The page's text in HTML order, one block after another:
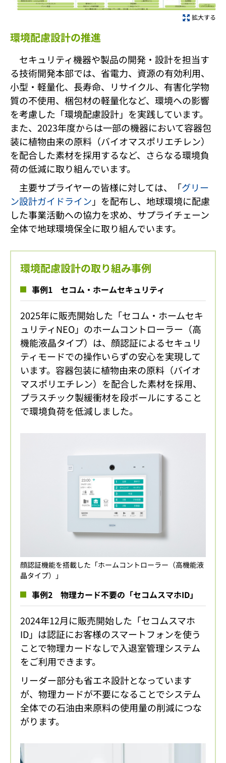
拡大する
環境配慮設計の推進
セキュリティ機器や製品の開発・設計を担当す
る技術開発本部では、省電力、資源の有効利用、
小型・軽量化、長寿命、リサイクル、有害化学物
質の不使用、梱包材の軽量化など、環境への影響
を考慮した「環境配慮設計」を実践しています。
また、2023年度からは一部の機器において容器包
装に植物由来の原料（バイオマスポリエチレン）
を配合した素材を採用するなど、さらなる環境負
荷の低減に取り組んでいます。
主要サプライヤーの皆様に対しては、「グリー
ン設計ガイドライン 」を配布し、地球環境に配慮
した事業活動への協力を求め、サプライチェーン
全体で地球環境保全に取り組んでいます。
環境配慮設計の取り組み事例
事例1 セコム・ホームセキュリティ
2025年に販売開始した「セコム・ホームセキ
ュリティNEO」のホームコントローラー（高
機能液晶タイプ）は、顔認証によるセキュリ
ティモードでの操作いらずの安心を実現して
います。容器包装に植物由来の原料（バイオ
マスポリエチレン）を配合した素材を採用、
プラスチック製緩衝材を段ボールにすること
で環境負荷を低減しました。
顔認証機能を搭載した「ホームコントローラー（高機能液
晶タイプ）」
事例2 物理カード不要の「セコムスマホID」
2024年12月に販売開始した「セコムスマホ
ID」は認証にお客様のスマートフォンを使う
ことで物理カードなしで入退室管理システム
をご利用できます。
リーダー部分も省エネ設計となっています
が、物理カードが不要になることでシステム
全体での石油由来原料の使用量の削減につな
がります。